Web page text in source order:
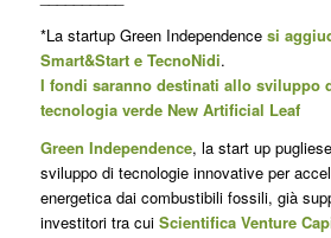
*La startup Green Independence si
Smart&Start e TecnoNidi.
I fondi saranno destinati allo sviluppo
tecnologia verde New Artificial Leaf
Green Independence, la start up
sviluppo di tecnologie innovative per
energetica dai combustibili fossili, già
investitori tra cui Scientifica Venture